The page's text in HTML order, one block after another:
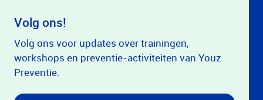
Volg ons!
Volg ons voor updates over trainingen,
workshops en preventie‑activiteiten van Youz
Preventie.